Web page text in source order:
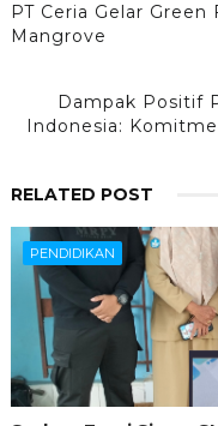
PT Ceria Gelar
Mangrove
Dampak Positif
Indonesia:
RELATED POST
PENDIDIKAN